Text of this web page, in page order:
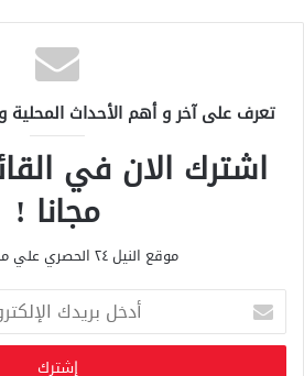
تعرف على آخر و أهم الأحداث المحلية
اشترك الان في
مجانا !
موقع النيل ٢٤ الحصري علي مدار الساعة
خ